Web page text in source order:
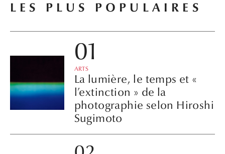
LES PLUS POPULAIRES
ARTS
La lumière, le temps et «
l’extinction » de la
photographie selon Hiroshi
Sugimoto